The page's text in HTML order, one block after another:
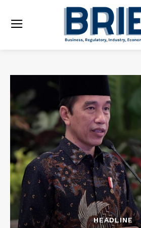
HEADLINE